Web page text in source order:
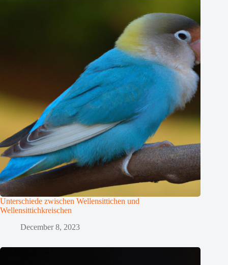
Unterschiede zwischen Wellensittichen und
Wellensittichkreischen
December 8, 2023